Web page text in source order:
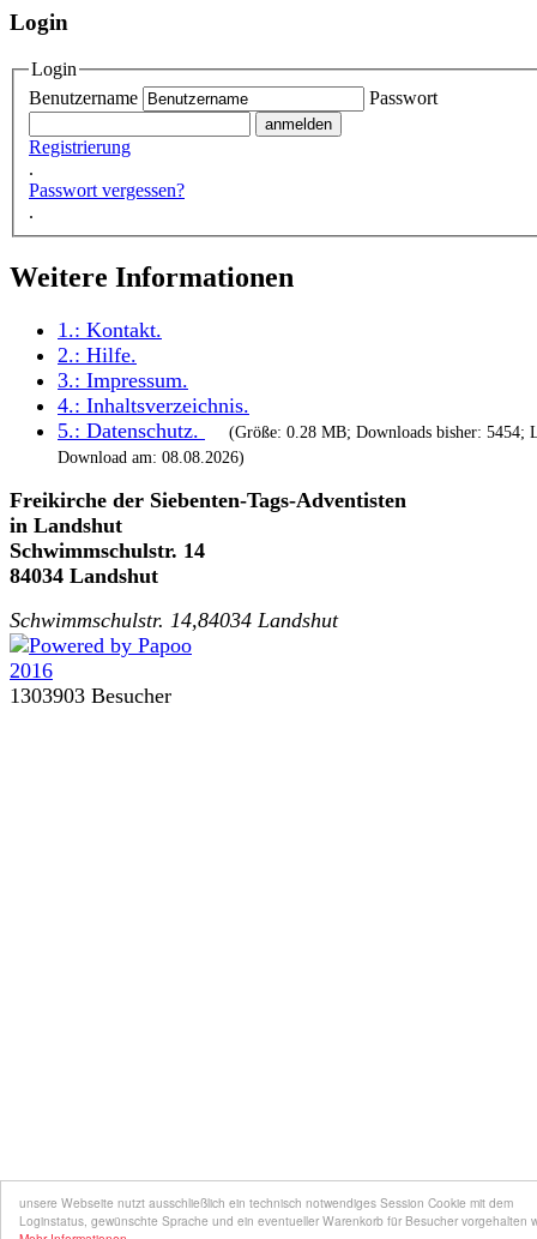
unsere Webseite nutzt ausschließlich ein technisch notwendiges Session Cookie mit dem
Loginstatus, gewünschte Sprache und ein eventueller Warenkorb für Besucher vorgehalten
Login
Login
Benutzername
Passwort
Registrierung
.
Passwort vergessen?
.
Weitere Informationen
1.: Kontakt.
2.: Hilfe.
3.: Impressum.
4.: Inhaltsverzeichnis.
5.: Datenschutz.
(Größe: 0.28 MB; Downloads bisher: 5454;
Download am: 08.08.2026)
Freikirche der Siebenten-Tags-Adventisten
in Landshut
Schwimmschulstr. 14
84034 Landshut
Schwimmschulstr. 14,84034 Landshut
1303903 Besucher